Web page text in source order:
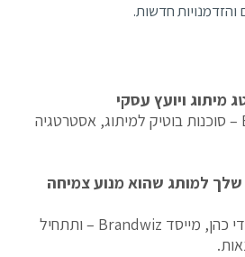
והזדמנויות חדשות.
מיתוג ויועץ עסקי
מייסד ומנכ"ל Brandwiz – סוכנות בוטיק למיתוג, אסטרטגיה
למותג שהוא מנוע צמיחה
קבע פגישת היכרות עם אדי כהן, מייסד Brandwiz – ותתחיל